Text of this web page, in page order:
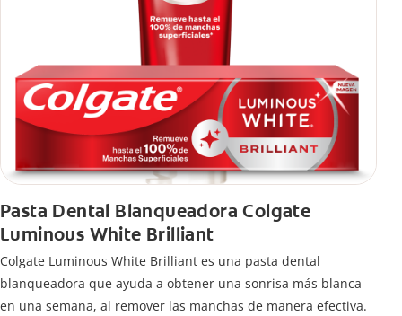
Pasta Dental Blanqueadora Colgate
Luminous White Brilliant
Colgate Luminous White Brilliant es una pasta dental
blanqueadora que ayuda a obtener una sonrisa más blanca
en una semana, al remover las manchas de manera efectiva.